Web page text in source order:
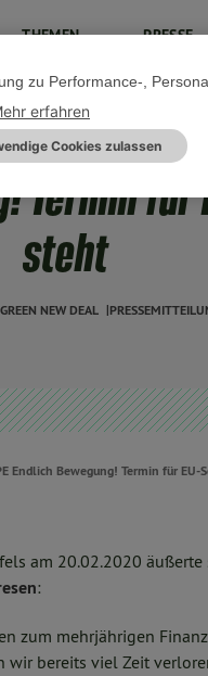
THEMEN PRESSE
26. JANUAR 2020
Termin
steht
GREEN NEW DEAL
Endlich Bewegung! Termin für EU-
am 20.02.2020
:
zum mehrjährigen
bereits viel Zeit
zu Performance-,
erfahren
Cookies zulassen